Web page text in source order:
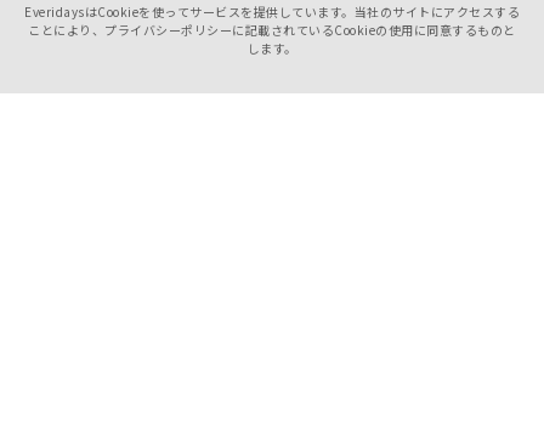
EveridaysはCookieを使ってサービスを提供しています。当社のサイトにアクセスする
ことにより、プライバシーポリシーに記載されているCookieの使用に同意するものと
します。